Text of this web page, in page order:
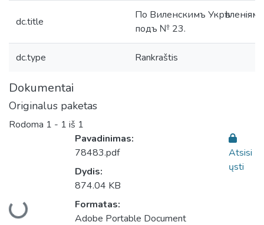
dc.title
По Виленскимъ
подъ № 23.
dc.type Rankraštis
Dokumentai
Originalus paketas
Rodoma 1 - 1 iš 1
Įkeliama...
Pavadinimas:
78483.pdf
Dydis:
874.04 KB
Formatas:
Adobe Portable Document
Atsisi
ųsti